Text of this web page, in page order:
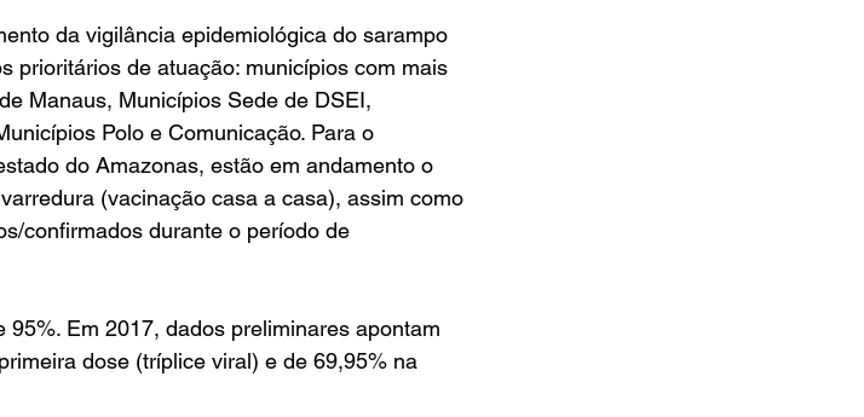
da vigilância epidemiológica do sarampo
prioritários de atuação: municípios com mais
Manaus, Municípios Sede de DSEI,
Polo e Comunicação. Para o
do Amazonas, estão em andamento o
(vacinação casa a casa), assim como
confirmados durante o período de
Em 2017, dados preliminares apontam
dose (tríplice viral) e de 69,95% na